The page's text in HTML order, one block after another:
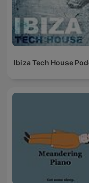
Ibiza Tech House